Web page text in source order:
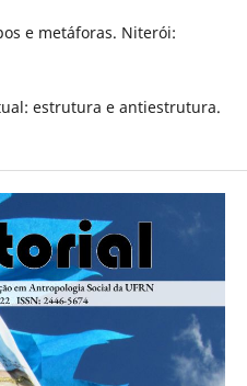
e metáforas. Niterói:
estrutura e antiestrutura.